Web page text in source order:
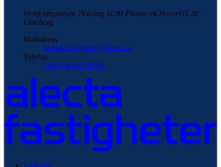
Hvitfeldtsplatsen 7Våning 1C/O Flexiwork Hovet411 20
Göteborg
Mailadress
kontaktfastigheter@alecta.se
Telefon
+46 (0)8-441 90 00
Linkedin